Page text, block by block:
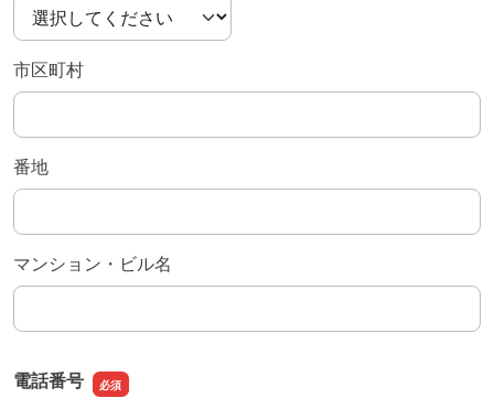
市区町村
番地
マンション・ビル名
電話番号